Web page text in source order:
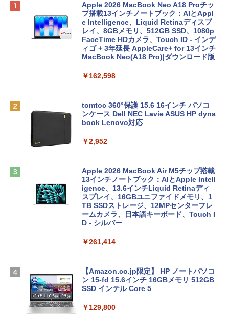
Apple 2026 MacBook Neo A18 Proチッ
プ搭載13インチノートブック：AIとAppl
e Intelligence、Liquid Retinaディスプ
レイ、8GBメモリ、512GB SSD、1080p
FaceTime HDカメラ、Touch ID - インデ
ィゴ + 3年延長 AppleCare+ for 13インチ
MacBook Neo(A18 Pro)|ダウンロード版
￥162,598
tomtoc 360°保護 15.6 16インチ パソコ
ンケース Dell NEC Lavie ASUS HP dyna
book Lenovo対応
￥2,952
Apple 2026 MacBook Air M5チップ搭載
13インチノートブック：AIとApple Intell
igence、13.6インチLiquid Retinaディ
スプレイ、16GBユニファイドメモリ、1
TB SSDストレージ、12MPセンターフレ
ームカメラ、日本語キーボード、Touch I
D - シルバー
￥261,414
【Amazon.co.jp限定】 HP ノートパソコ
ン 15-fd 15.6インチ 16GBメモリ 512GB
SSD インテル Core 5
￥129,800